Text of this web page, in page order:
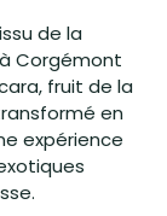
de la
Corgémont
fruit de la
en
expérience